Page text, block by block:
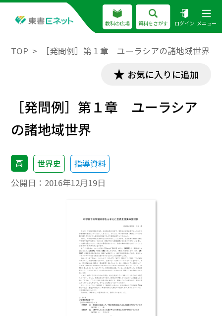
教科の広場 資料をさがす ログイン メニュー
TOP ［発問例］第１章 ユーラシアの諸地域世界
お気に入りに追加
［発問例］第１章 ユーラシア
の諸地域世界
高 世界史 指導資料
公開日： 2016年12月19日